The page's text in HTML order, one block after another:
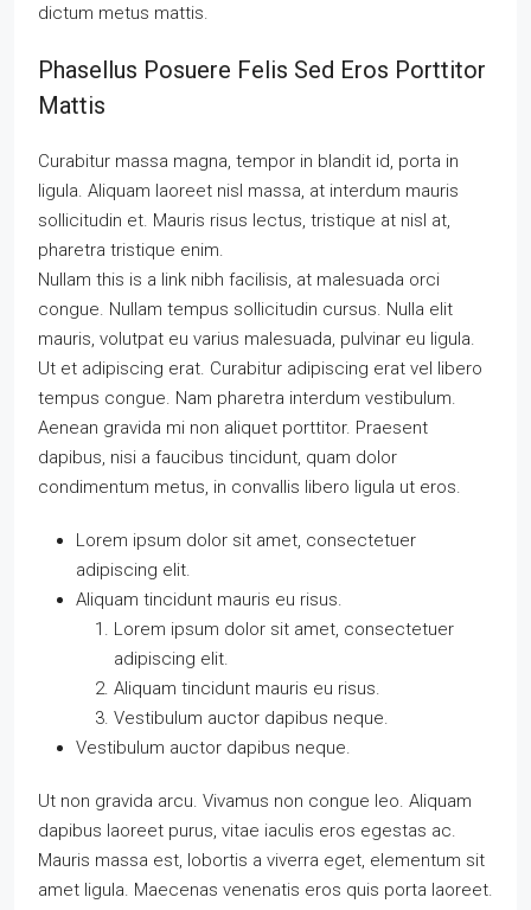
dictum metus mattis.
Phasellus Posuere Felis Sed Eros Porttitor
Mattis
Curabitur massa magna, tempor in blandit id, porta in
ligula. Aliquam laoreet nisl massa, at interdum mauris
sollicitudin et. Mauris risus lectus, tristique at nisl at,
pharetra tristique enim.
Nullam this is a link nibh facilisis, at malesuada orci
congue. Nullam tempus sollicitudin cursus. Nulla elit
mauris, volutpat eu varius malesuada, pulvinar eu ligula.
Ut et adipiscing erat. Curabitur adipiscing erat vel libero
tempus congue. Nam pharetra interdum vestibulum.
Aenean gravida mi non aliquet porttitor. Praesent
dapibus, nisi a faucibus tincidunt, quam dolor
condimentum metus, in convallis libero ligula ut eros.
Lorem ipsum dolor sit amet, consectetuer
adipiscing elit.
Aliquam tincidunt mauris eu risus.
Lorem ipsum dolor sit amet, consectetuer
adipiscing elit.
Aliquam tincidunt mauris eu risus.
Vestibulum auctor dapibus neque.
Vestibulum auctor dapibus neque.
Ut non gravida arcu. Vivamus non congue leo. Aliquam
dapibus laoreet purus, vitae iaculis eros egestas ac.
Mauris massa est, lobortis a viverra eget, elementum sit
amet ligula. Maecenas venenatis eros quis porta laoreet.